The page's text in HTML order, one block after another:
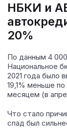
НБКИ и
20%
По данным 4
Национальное
2021 года было
19,1% меньше
месяцем (в
Что стало
спад был